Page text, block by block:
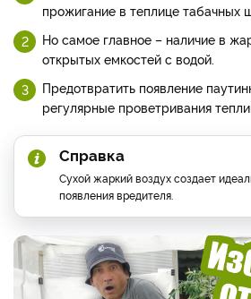
прожигание в теплице табачных
Но самое главное – наличие в
открытых емкостей с водой.
Предотвратить появление
регулярные проветривания
Справка
Сухой жаркий воздух создает
появления вредителя.